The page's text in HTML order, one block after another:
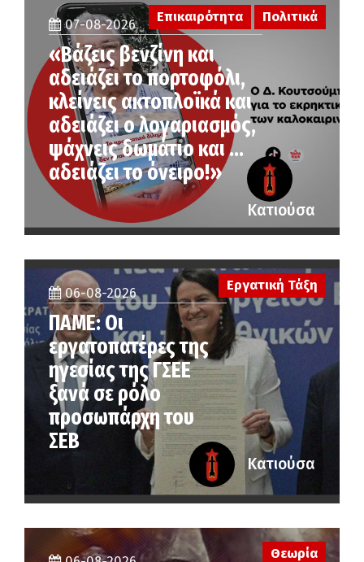
Επικαιρότητα Πολιτικά
07-08-2026
«Βάζεις βενζίνη και
αδειάζει το πορτοφόλι,
κλείνεις ακτοπλοϊκά και
αδειάζει ο λογαριασμός,
ψάχνεις δωμάτιο και …
αδειάζει το όνειρο!»
Κατιούσα
06-08-2026
ΠΑΜΕ: Οι
εργατοπατέρες της
ηγεσίας της ΓΣΕΕ
ξανά σε ρόλο
προσωπάρχη του
ΣΕΒ
Εργατική Τάξη
Κατιούσα
Θεωρία